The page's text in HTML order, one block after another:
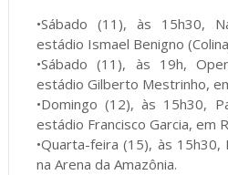
•Sábado (11), às 15h30,
estádio Ismael Benigno
•Sábado (11), às 19h,
estádio Gilberto Mestrinho,
•Domingo (12), às 15h30,
estádio Francisco Garcia, em
•Quarta-feira (15), às 15h30,
na Arena da Amazônia.